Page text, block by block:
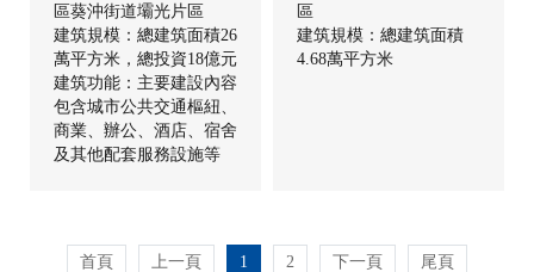
區葵沖街道壩光片區
建筑規模：總建筑面積26
萬平方米，總投資18億元
建筑功能：主要建設內容
包含城市公共交通樞紐、
商業、辦公、酒店、宿舍
及其他配套服務設施等
區
建筑規模：總建筑面積
4.68萬平方米
首頁 上一頁 1 2 下一頁 尾頁